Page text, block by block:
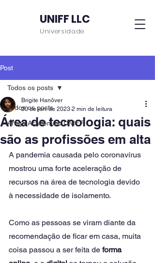
UNIFF LLC
Universidade
Post
Todos os posts
Artigo Acadêmico UNIFF
Todos os posts
Área de tecnologia: quais
são as profissões em alta
Brigite Hanôver
20 de jan. de 2023 2 min de leitura
A pandemia causada pelo coronavírus
mostrou uma forte aceleração de
recursos na área de tecnologia devido
à necessidade de isolamento.
Como as pessoas se viram diante da
recomendação de ficar em casa, muita
coisa passou a ser feita de forma